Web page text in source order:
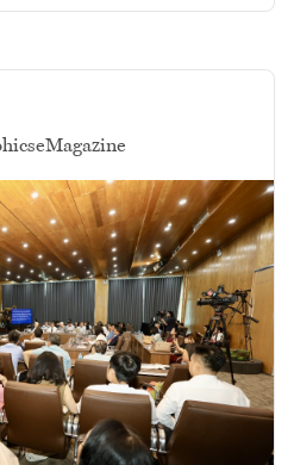
eMagazine